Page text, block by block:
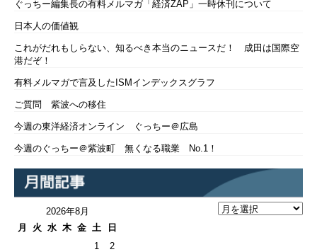
ぐっちー編集長の有料メルマガ「経済ZAP」一時休刊について
日本人の価値観
これがだれもしらない、知るべき本当のニュースだ！ 成田は国際空
港だぞ！
有料メルマガで言及したISMインデックスグラフ
ご質問 紫波への移住
今週の東洋経済オンライン ぐっちー＠広島
今週のぐっちー＠紫波町 無くなる職業 No.1！
2026年8月
月
火 水 木 金 土 日
1
2